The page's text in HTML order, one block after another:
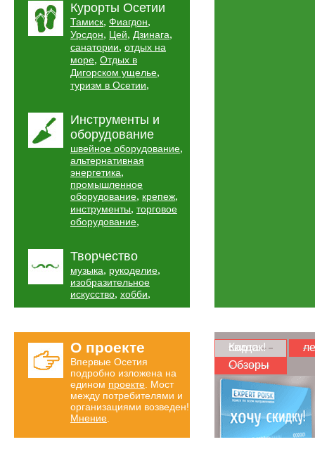
Курорты Осетии
Тамиск, Фиагдон,
Урсдон, Цей, Дзинага,
санатории, отдых на
море, Отдых в
Дигорском ущелье,
туризм в Осетии,
Инструменты и
оборудование
швейное оборудование,
альтернативная
энергетика,
промышленное
оборудование, крепеж,
инструменты, торговое
оборудование,
Творчество
музыка, рукоделие,
изобразительное
искусство, хобби,
О проекте
Впервые Осетия
подробно изложена на
едином проекте . Мост
между потребителями и
организациями возведен!
Мнение
Карта скидок!
Обзоры